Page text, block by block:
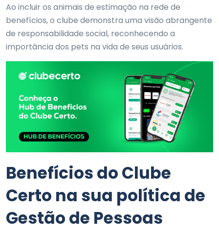
Ao incluir os animais de estimação na rede de
benefícios, o clube demonstra uma visão abrangente
de responsabilidade social, reconhecendo a
importância dos pets na vida de seus usuários.
Benefícios do Clube
Certo na sua política de
Gestão de Pessoas